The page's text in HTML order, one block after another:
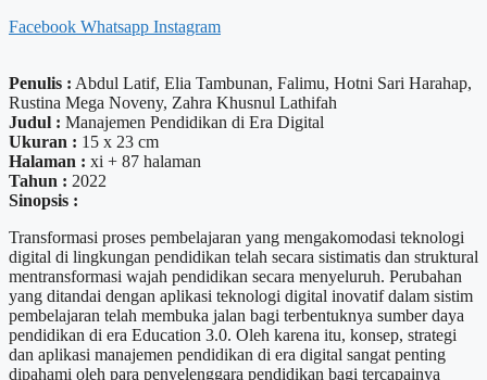
Facebook Whatsapp Instagram
Penulis : Abdul Latif, Elia Tambunan, Falimu, Hotni Sari Harahap,
Rustina Mega Noveny, Zahra Khusnul Lathifah
Judul : Manajemen Pendidikan di Era Digital
Ukuran : 15 x 23 cm
Halaman : xi + 87 halaman
Tahun : 2022
Sinopsis :
Transformasi proses pembelajaran yang mengakomodasi teknologi
digital di lingkungan pendidikan telah secara sistimatis dan struktural
mentransformasi wajah pendidikan secara menyeluruh. Perubahan
yang ditandai dengan aplikasi teknologi digital inovatif dalam sistim
pembelajaran telah membuka jalan bagi terbentuknya sumber daya
pendidikan di era Education 3.0. Oleh karena itu, konsep, strategi
dan aplikasi manajemen pendidikan di era digital sangat penting
dipahami oleh para penyelenggara pendidikan bagi tercapainya